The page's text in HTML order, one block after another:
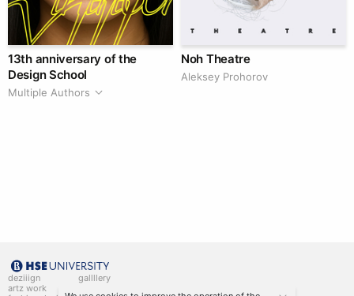
13th anniversary of the
Design School
Multiple Authors
Noh Theatre
Aleksey Prohorov
deziiign
artz work
gallllery